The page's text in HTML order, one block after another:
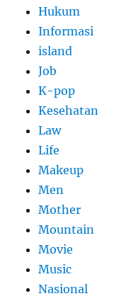
Hukum
Informasi
island
Job
K-pop
Kesehatan
Law
Life
Makeup
Men
Mother
Mountain
Movie
Music
Nasional